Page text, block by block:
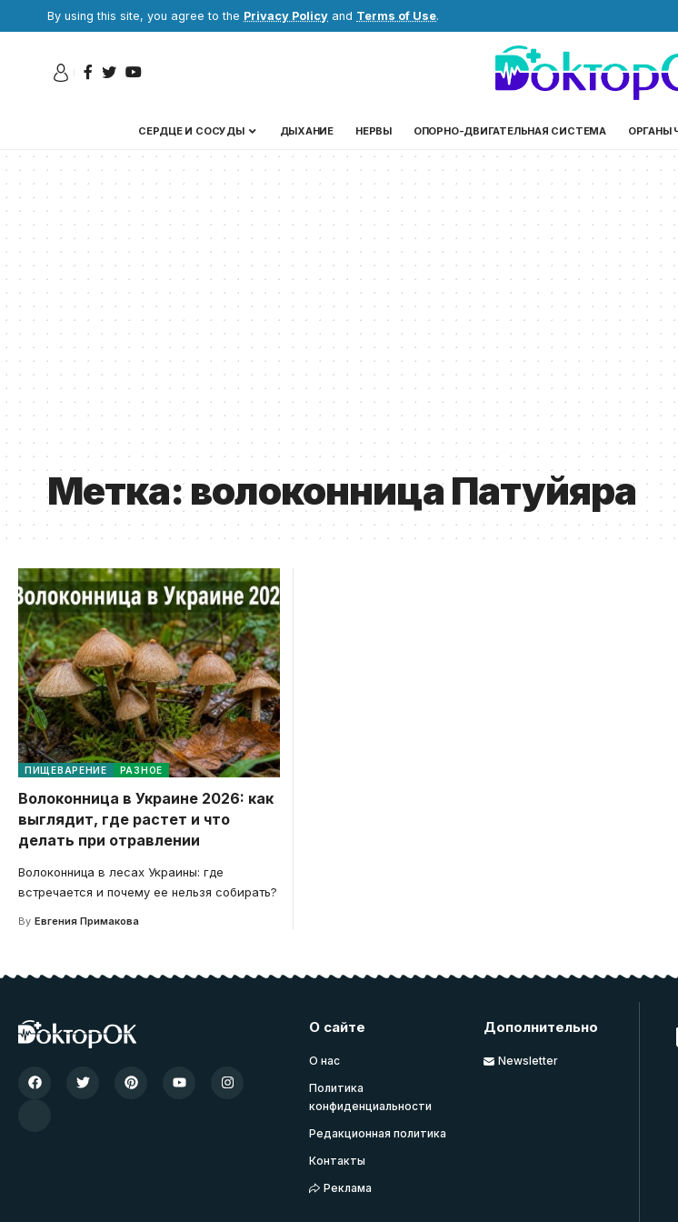
By using this site, you agree to the Privacy Policy and Terms of Use.
СЕРДЦЕ И СОСУДЫ ДЫХАНИЕ НЕРВЫ ОПОРНО-ДВИГАТЕЛЬНАЯ СИСТЕМА ОРГАНЫ
Метка:волоконница Патуйяра
ПИЩЕВАРЕНИЕ РАЗНОЕ
Волоконница в Украине 2026: как
выглядит, где растет и что
делать при отравлении
Волоконница в лесах Украины: где
встречается и почему ее нельзя собирать?
By Евгения Примакова
О сайте
О нас
Политика
конфиденциальности
Редакционная политика
Контакты
Реклама
Дополнительно
Newsletter